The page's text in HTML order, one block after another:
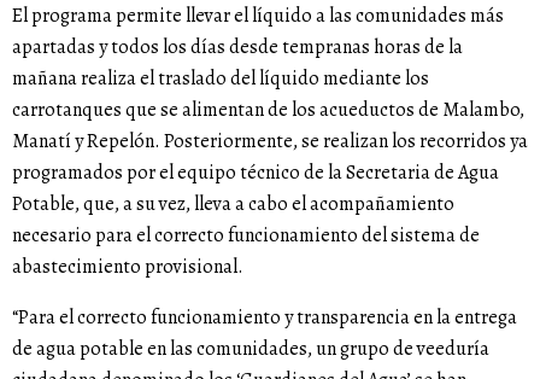
El programa permite llevar el líquido a las comunidades más
apartadas y todos los días desde tempranas horas de la
mañana realiza el traslado del líquido mediante los
carrotanques que se alimentan de los acueductos de Malambo,
Manatí y Repelón. Posteriormente, se realizan los recorridos ya
programados por el equipo técnico de la Secretaria de Agua
Potable, que, a su vez, lleva a cabo el acompañamiento
necesario para el correcto funcionamiento del sistema de
abastecimiento provisional.
“Para el correcto funcionamiento y transparencia en la entrega
de agua potable en las comunidades, un grupo de veeduría